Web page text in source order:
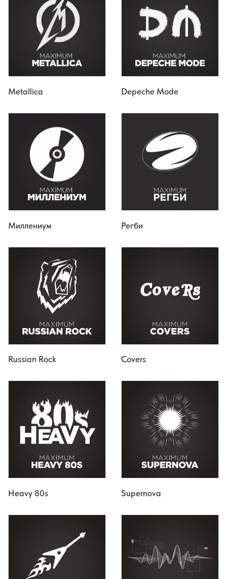
Metallica Depeche Mode
Миллениум Регби
Russian Rock Covers
Heavy 80s Supernova